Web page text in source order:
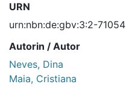
URN
urn:nbn:de:gbv:3:2-71054
Autorin / Autor
Neves, Dina
Maia, Cristiana